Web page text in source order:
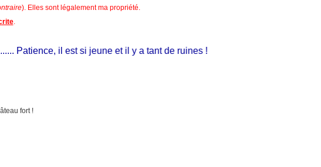
). Elles sont légalement ma propriété.
.
il est si jeune et il y a tant de ruines !